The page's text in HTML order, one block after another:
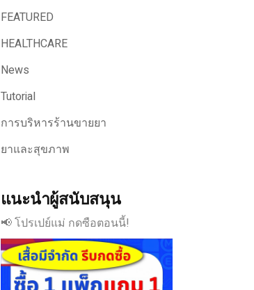
FEATURED
HEALTHCARE
News
Tutorial
การบริหารร้านขายยา
ยาและสุขภาพ
แนะนำผู้สนับสนุน
📢 โปรเปย์แม่ กดซือตอนนี้!